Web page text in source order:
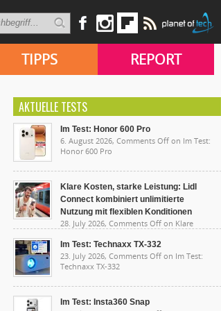
TIPPS REPORT
AKTUELLE TESTS
Im Test: Honor 600 Pro
6. August 2026, Comments Off on Im Test:
Honor 600 Pro
Klare Kosten, starke Leistung: Lidl
Connect kombiniert unlimitierte
Nutzung mit flexiblen Konditionen
28. July 2026, Comments Off on Klare
unlimitierte Nutzung mit flexiblen Konditionen
Im Test: Technaxx TX-332
23. July 2026, Comments Off on Im Test:
Technaxx TX-332
Im Test: Insta360 Snap